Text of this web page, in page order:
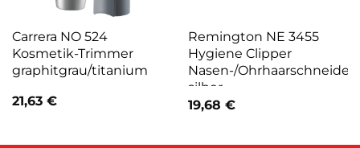
Carrera NO 524
Kosmetik-Trimmer
graphitgrau/titanium
21,63 €
Remington NE 3455
Hygiene Clipper
Nasen-/Ohrhaarschneider
silber
19,68 €